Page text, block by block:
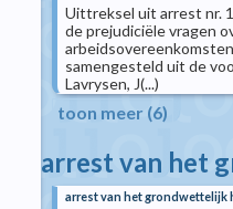
Uittreksel uit arrest nr.
de prejudiciële vragen
samengesteld uit de
Lavrysen, J(...)
toon meer (6)
arrest van het
arrest van het grondwettelijk